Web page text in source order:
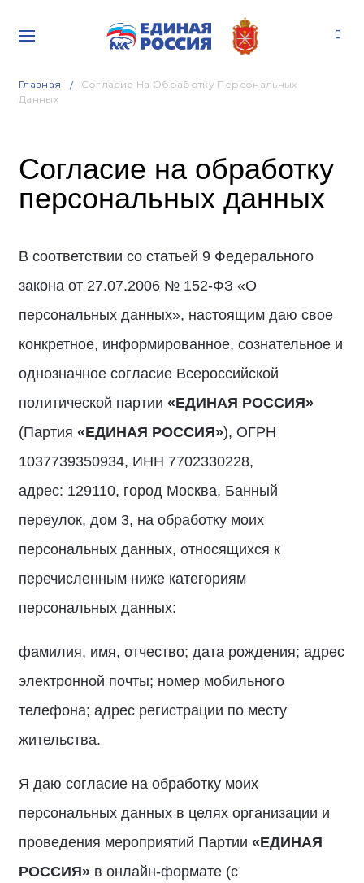
Главная
Согласие На Обработку Персональных
Данных
Согласие на обработку
персональных данных
В соответствии со статьей 9 Федерального
закона от 27.07.2006 № 152-ФЗ «О
персональных данных», настоящим даю свое
конкретное, информированное, сознательное и
однозначное согласие Всероссийской
политической партии «ЕДИНАЯ РОССИЯ»
(Партия «ЕДИНАЯ РОССИЯ»), ОГРН
1037739350934, ИНН 7702330228,
адрес: 129110, город Москва, Банный
переулок, дом 3, на обработку моих
персональных данных, относящихся к
перечисленным ниже категориям
персональных данных:
фамилия, имя, отчество; дата рождения; адрес
электронной почты; номер мобильного
телефона; адрес регистрации по месту
жительства.
Я даю согласие на обработку моих
персональных данных в целях организации и
проведения мероприятий Партии «ЕДИНАЯ
РОССИЯ» в онлайн-формате (с